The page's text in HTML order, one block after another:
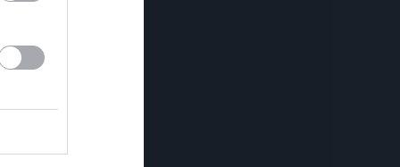
som hotar
på
på